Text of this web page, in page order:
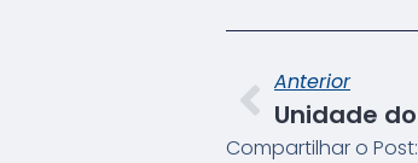
Anterior
Compartilhar o Post: